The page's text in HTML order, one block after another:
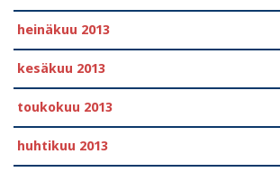
heinäkuu 2013
kesäkuu 2013
toukokuu 2013
huhtikuu 2013